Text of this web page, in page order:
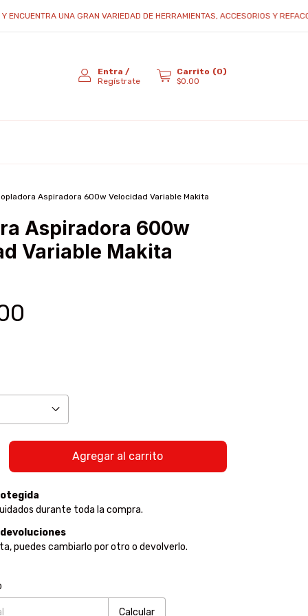
UNA GRAN VARIEDAD DE HERRAMIENTAS, ACCESORIOS Y REFACCIONES...
Entra /
Regístrate
Carrito (0)
$0.00
Aspiradora 600w Velocidad Variable Makita
Aspiradora 600w
Variable Makita
durante toda la compra.
puedes cambiarlo por otro o devolverlo.
Calcular